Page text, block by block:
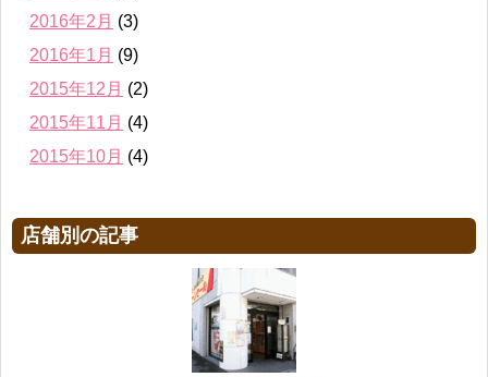
2016年2月 (3)
2016年1月 (9)
2015年12月 (2)
2015年11月 (4)
2015年10月 (4)
店舗別の記事